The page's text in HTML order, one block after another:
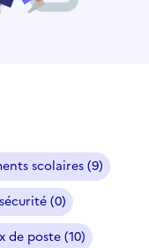
scolaires (9)
(0)
de poste (10)